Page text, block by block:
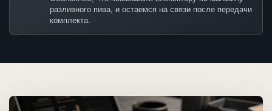
разливного пива, и остаемся на связи после передачи
комплекта.